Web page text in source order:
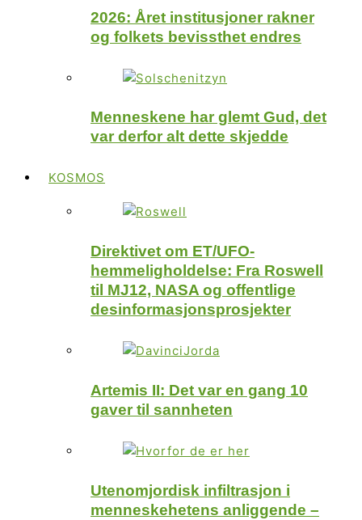
2026: Året institusjoner rakner
og folkets bevissthet endres
Menneskene har glemt Gud, det
var derfor alt dette skjedde
KOSMOS
Direktivet om ET/UFO-
hemmeligholdelse: Fra Roswell
til MJ12, NASA og offentlige
desinformasjonsprosjekter
Artemis II: Det var en gang 10
gaver til sannheten
Utenomjordisk infiltrasjon i
menneskehetens anliggende –